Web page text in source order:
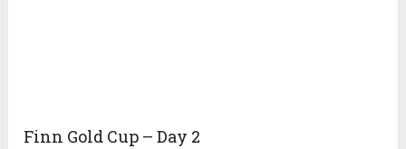
Finn Gold Cup – Day 2